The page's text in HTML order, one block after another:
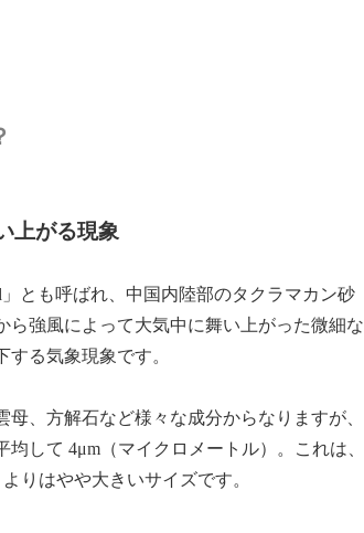
上がる現象
とも呼ばれ、中国内陸部のタクラマカン砂
強風によって大気中に舞い上がった微細な
る気象現象です。
、方解石など様々な成分からなりますが、
して 4μm（マイクロメートル）。これは、
りはやや大きいサイズです。